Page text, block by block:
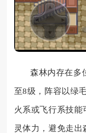
森林内存在多
至8级，阵容以绿
火系或飞行系技
灵体力，避免走